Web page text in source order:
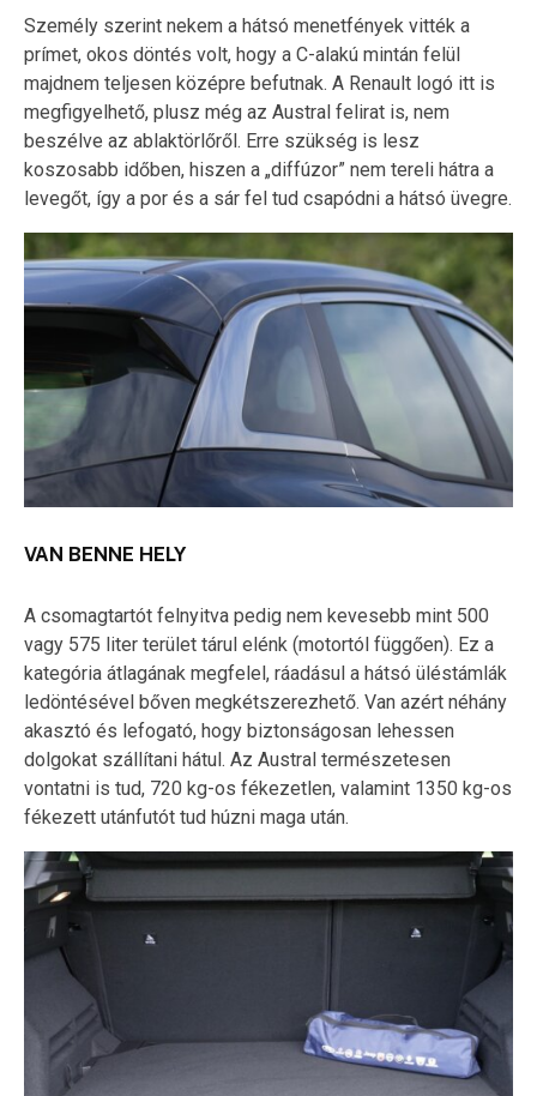
Személy szerint nekem a hátsó menetfények vitték a
prímet, okos döntés volt, hogy a C-alakú mintán felül
majdnem teljesen középre befutnak. A Renault logó itt is
megfigyelhető, plusz még az Austral felirat is, nem
beszélve az ablaktörlőről. Erre szükség is lesz
koszosabb időben, hiszen a „diffúzor” nem tereli hátra a
levegőt, így a por és a sár fel tud csapódni a hátsó üvegre.
VAN BENNE HELY
A csomagtartót felnyitva pedig nem kevesebb mint 500
vagy 575 liter terület tárul elénk (motortól függően). Ez a
kategória átlagának megfelel, ráadásul a hátsó üléstámlák
ledöntésével bőven megkétszerezhető. Van azért néhány
akasztó és lefogató, hogy biztonságosan lehessen
dolgokat szállítani hátul. Az Austral természetesen
vontatni is tud, 720 kg-os fékezetlen, valamint 1350 kg-os
fékezett utánfutót tud húzni maga után.